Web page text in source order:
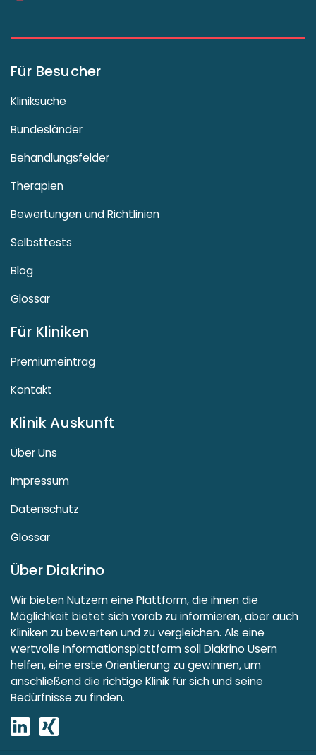
Für Besucher
Kliniksuche
Bundesländer
Behandlungsfelder
Therapien
Bewertungen und Richtlinien
Selbsttests
Blog
Glossar
Für Kliniken
Premiumeintrag
Kontakt
Klinik Auskunft
Über Uns
Impressum
Datenschutz
Glossar
Über Diakrino
Wir bieten Nutzern eine Plattform, die ihnen die
Möglichkeit bietet sich vorab zu informieren, aber auch
Kliniken zu bewerten und zu vergleichen. Als eine
wertvolle Informationsplattform soll Diakrino Usern
helfen, eine erste Orientierung zu gewinnen, um
anschließend die richtige Klinik für sich und seine
Bedürfnisse zu finden.